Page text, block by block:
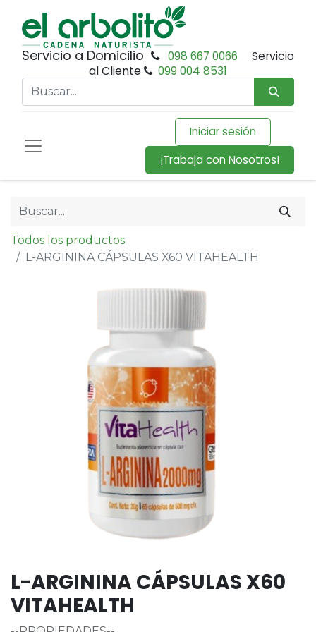
Servicio a Domicilio 098 667 0066
Servicio
al Cliente
099 004 8531
Iniciar sesión
¡Trabaja con Nosotros!
Todos los productos
L-ARGININA CÁPSULAS X60 VITAHEALTH
L-ARGININA CÁPSULAS X60
VITAHEALTH